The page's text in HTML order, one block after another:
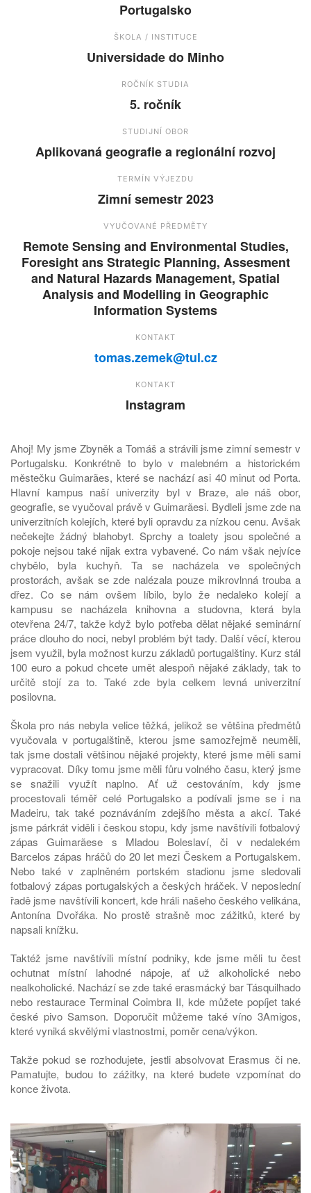
Portugalsko
ŠKOLA / INSTITUCE
Universidade do Minho
ROČNÍK STUDIA
5. ročník
STUDIJNÍ OBOR
Aplikovaná geografie a regionální rozvoj
TERMÍN VÝJEZDU
Zimní semestr 2023
VYUČOVANÉ PŘEDMĚTY
Remote Sensing and Environmental Studies,
Foresight ans Strategic Planning, Assesment
and Natural Hazards Management, Spatial
Analysis and Modelling in Geographic
Information Systems
KONTAKT
tomas.zemek@tul.cz
KONTAKT
Instagram
Ahoj! My jsme Zbyněk a Tomáš a strávili jsme zimní semestr v
Portugalsku. Konkrétně to bylo v malebném a historickém
městečku Guimarães, které se nachází asi 40 minut od Porta.
Hlavní kampus naší univerzity byl v Braze, ale náš obor,
geografie, se vyučoval právě v Guimarãesi. Bydleli jsme zde na
univerzitních kolejích, které byli opravdu za nízkou cenu. Avšak
nečekejte žádný blahobyt. Sprchy a toalety jsou společné a
pokoje nejsou také nijak extra vybavené. Co nám však nejvíce
chybělo, byla kuchyň. Ta se nacházela ve společných
prostorách, avšak se zde nalézala pouze mikrovlnná trouba a
dřez. Co se nám ovšem líbilo, bylo že nedaleko kolejí a
kampusu se nacházela knihovna a studovna, která byla
otevřena 24/7, takže když bylo potřeba dělat nějaké seminární
práce dlouho do noci, nebyl problém být tady. Další věcí, kterou
jsem využil, byla možnost kurzu základů portugalštiny. Kurz stál
100 euro a pokud chcete umět alespoň nějaké základy, tak to
určitě stojí za to. Také zde byla celkem levná univerzitní
posilovna.
Škola pro nás nebyla velice těžká, jelikož se většina předmětů
vyučovala v portugalštině, kterou jsme samozřejmě neuměli,
tak jsme dostali většinou nějaké projekty, které jsme měli sami
vypracovat. Díky tomu jsme měli fůru volného času, který jsme
se snažili využít naplno. Ať už cestováním, kdy jsme
procestovali téměř celé Portugalsko a podívali jsme se i na
Madeiru, tak také poznáváním zdejšího města a akcí. Také
jsme párkrát viděli i českou stopu, kdy jsme navštívili fotbalový
zápas Guimarãese s Mladou Boleslaví, či v nedalekém
Barcelos zápas hráčů do 20 let mezi Českem a Portugalskem.
Nebo také v zaplněném portském stadionu jsme sledovali
fotbalový zápas portugalských a českých hráček. V neposlední
řadě jsme navštívili koncert, kde hráli našeho českého velikána,
Antonína Dvořáka. No prostě strašně moc zážitků, které by
napsali knížku.
Taktéž jsme navštívili místní podniky, kde jsme měli tu čest
ochutnat místní lahodné nápoje, ať už alkoholické nebo
nealkoholické. Nachází se zde také erasmácký bar Tásquilhado
nebo restaurace Terminal Coimbra II, kde můžete popíjet také
české pivo Samson. Doporučit můžeme také víno 3Amigos,
které vyniká skvělými vlastnostmi, poměr cena/výkon.
Takže pokud se rozhodujete, jestli absolvovat Erasmus či ne.
Pamatujte, budou to zážitky, na které budete vzpomínat do
konce života.